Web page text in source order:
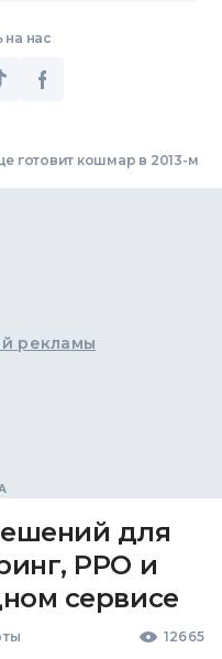
нас
готовит кошмар в 2013-м
рекламы
для
РРО и
сервисе
12665